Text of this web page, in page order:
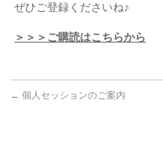
ぜひご登録くださいね♪
＞＞＞ご購読はこちらから
← 個人セッションのご案内